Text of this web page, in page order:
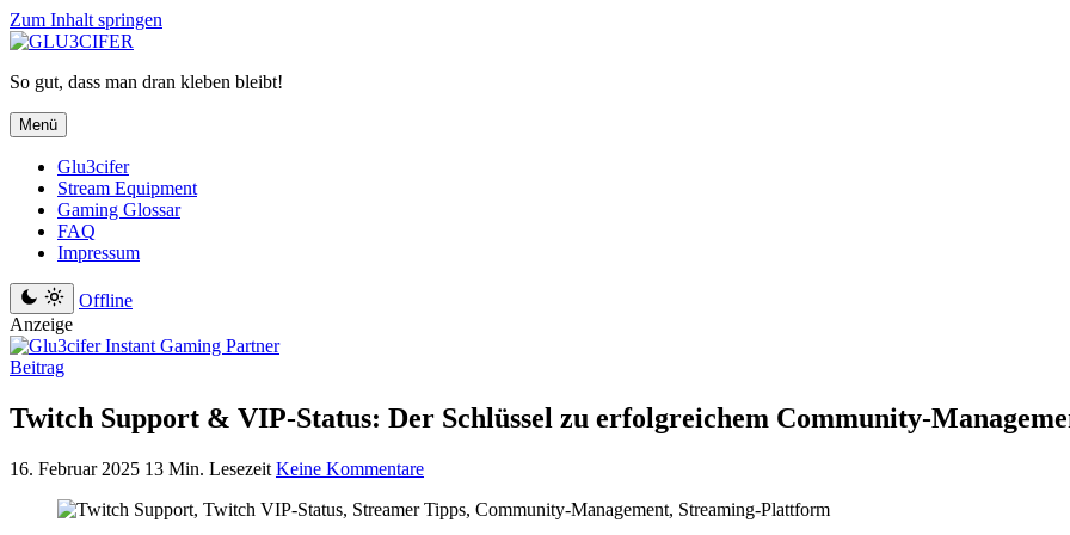
Zum Inhalt springen
So gut, dass man dran kleben bleibt!
Menü
Glu3cifer
Stream Equipment
Gaming Glossar
FAQ
Impressum
Offline
Anzeige
Beitrag
Twitch Support & VIP-Status: Der Schlüssel zu erfolgreichem Community-
16. Februar 2025 13 Min. Lesezeit Keine Kommentare